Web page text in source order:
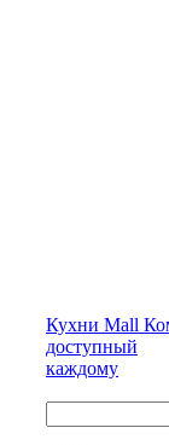
Кухни Mall
доступный
каждому